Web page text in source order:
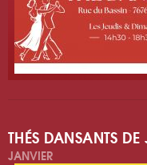
THÉS DANSANTS
JANVIER